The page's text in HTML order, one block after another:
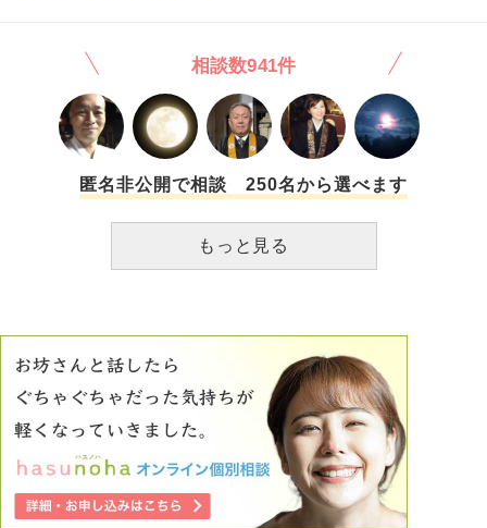
相談数941件
匿名非公開で相談 250名から選べます
もっと見る